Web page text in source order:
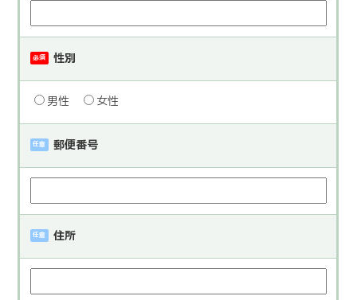
必須 性別
男性 女性
任意 郵便番号
任意 住所